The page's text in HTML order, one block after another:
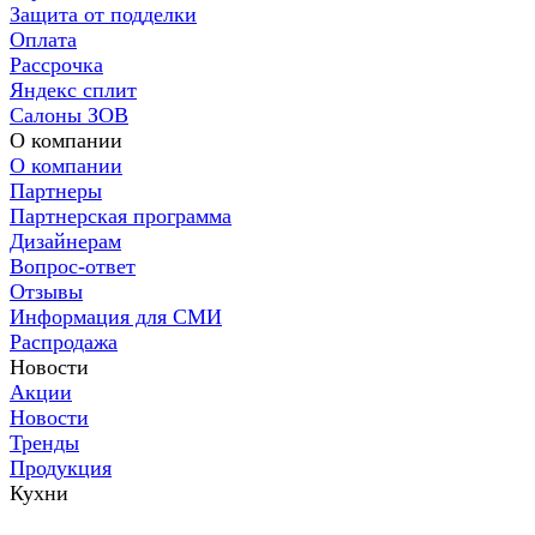
Защита от подделки
Оплата
Рассрочка
Яндекс сплит
Салоны ЗОВ
О компании
О компании
Партнеры
Партнерская программа
Дизайнерам
Вопрос-ответ
Отзывы
Информация для СМИ
Распродажа
Новости
Акции
Новости
Тренды
Продукция
Кухни